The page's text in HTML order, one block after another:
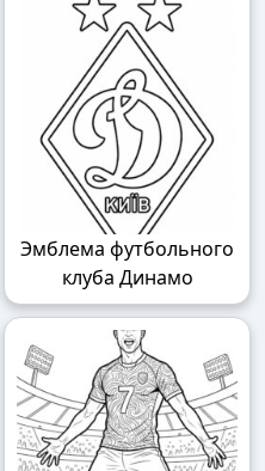
Эмблема футбольного
клуба Динамо